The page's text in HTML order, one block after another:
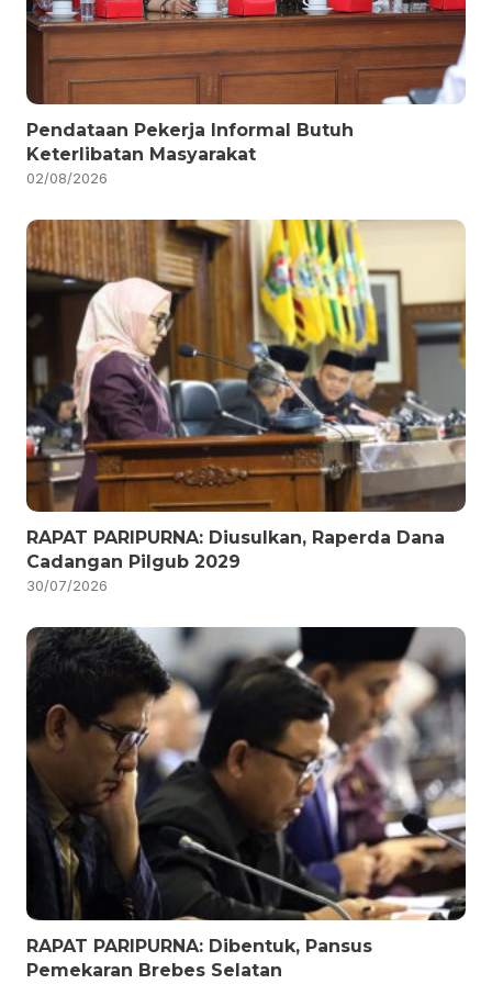
Pendataan Pekerja Informal Butuh
Keterlibatan Masyarakat
02/08/2026
RAPAT PARIPURNA: Diusulkan, Raperda Dana
Cadangan Pilgub 2029
30/07/2026
RAPAT PARIPURNA: Dibentuk, Pansus
Pemekaran Brebes Selatan